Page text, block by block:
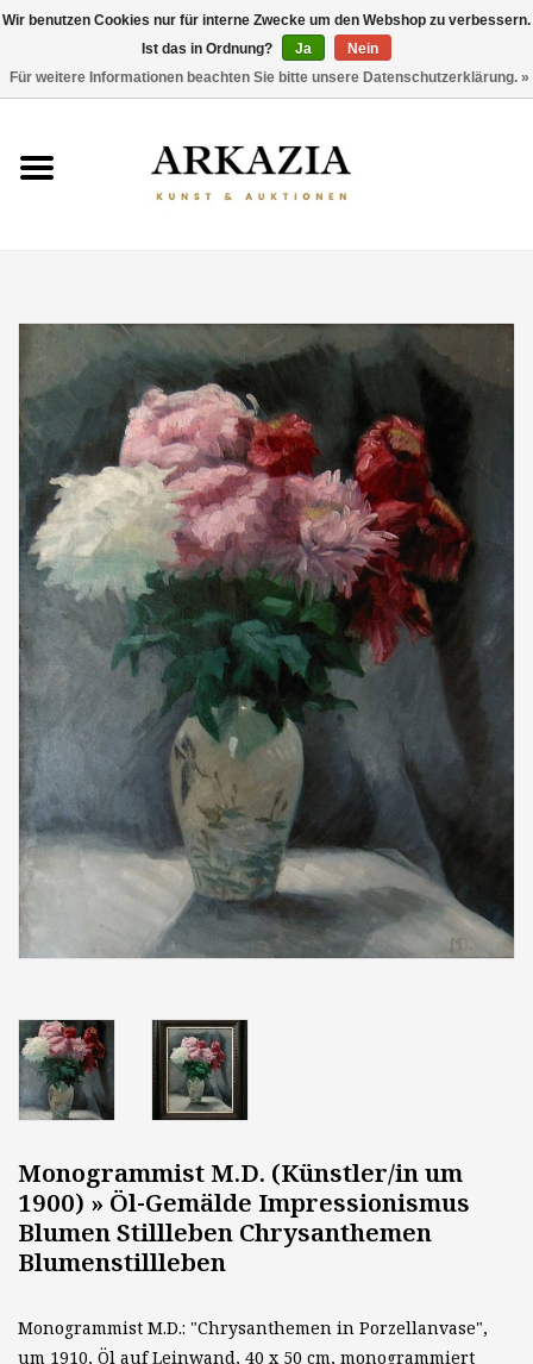
AKTUELLER KATALOG
THEMEN
ENTDECKEN
Monogrammist M.D. (Künstler/in um
1900) » Öl-Gemälde Impressionismus
Blumen Stillleben Chrysanthemen
Blumenstillleben
Monogrammist M.D.: "Chrysanthemen in Porzellanvase",
um 1910, Öl auf Leinwand, 40 x 50 cm, monogrammiert
Wir benutzen Cookies nur für interne Zwecke um den Webshop zu verbessern.
Ist das in Ordnung?
Ja
Nein
Für weitere Informationen beachten Sie bitte unsere Datenschutzerklärung. »